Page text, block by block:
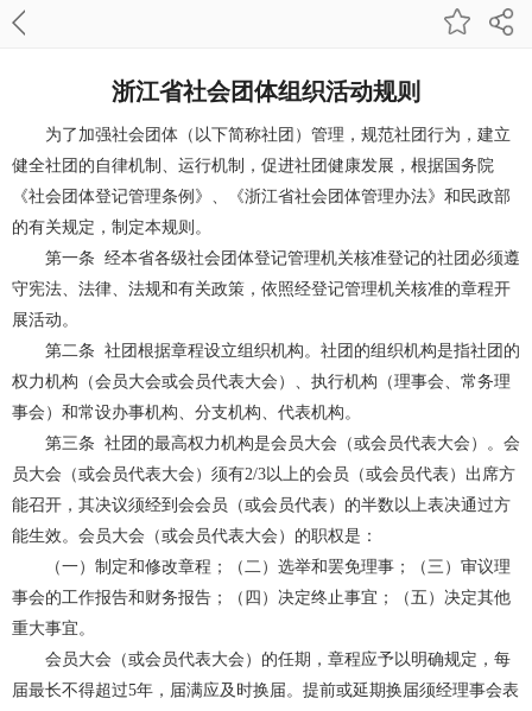
浙江省社会团体组织活动规则
为了加强社会团体（以下简称社团）管理，规范社团行为，建立
健全社团的自律机制、运行机制，促进社团健康发展，根据国务院
《社会团体登记管理条例》、《浙江省社会团体管理办法》和民政部
的有关规定，制定本规则。
第一条 经本省各级社会团体登记管理机关核准登记的社团必须遵
守宪法、法律、法规和有关政策，依照经登记管理机关核准的章程开
展活动。
第二条 社团根据章程设立组织机构。社团的组织机构是指社团的
权力机构（会员大会或会员代表大会）、执行机构（理事会、常务理
事会）和常设办事机构、分支机构、代表机构。
第三条 社团的最高权力机构是会员大会（或会员代表大会）。会
员大会（或会员代表大会）须有2/3以上的会员（或会员代表）出席方
能召开，其决议须经到会会员（或会员代表）的半数以上表决通过方
能生效。会员大会（或会员代表大会）的职权是：
（一）制定和修改章程；（二）选举和罢免理事；（三）审议理
事会的工作报告和财务报告；（四）决定终止事宜；（五）决定其他
重大事宜。
会员大会（或会员代表大会）的任期，章程应予以明确规定，每
届最长不得超过5年，届满应及时换届。提前或延期换届须经理事会表